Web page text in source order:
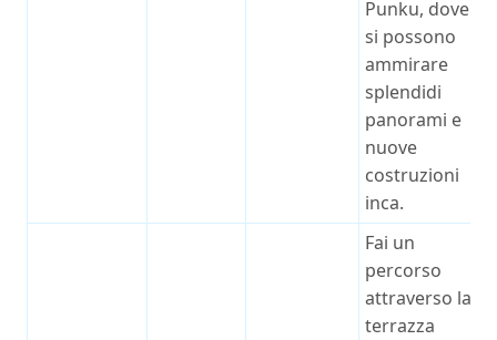
Punku, dove
si possono
ammirare
splendidi
panorami e
nuove
costruzioni
inca.
Fai un
percorso
attraverso la
terrazza